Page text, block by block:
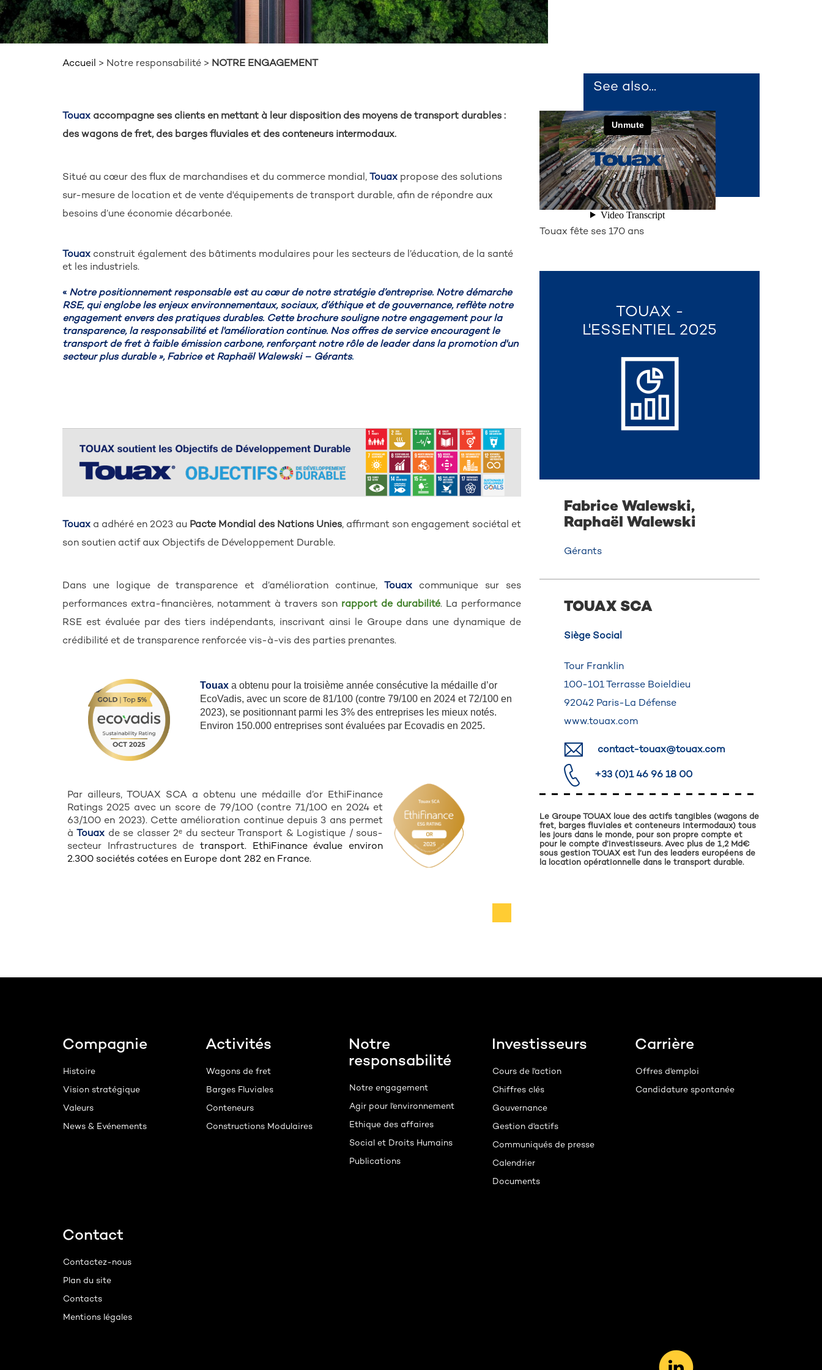
Accueil > Notre responsabilité > NOTRE ENGAGEMENT
Touax accompagne ses clients en mettant à leur disposition des moyens de transport durables :
des wagons de fret, des barges fluviales et des conteneurs intermodaux.
Situé au cœur des flux de marchandises et du commerce mondial,Touax propose des solutions
sur-mesure de location et de vente d'équipements de transport durable, afin de répondre aux
besoins d’une économie décarbonée.
Touax construit également des bâtiments modulaires pour les secteurs de l’éducation, de la santé
et les industriels.
« Notre positionnement responsable est au cœur de notre stratégie d’entreprise. Notre démarche
RSE, qui englobe les enjeux environnementaux, sociaux, d’éthique et de gouvernance, reflète notre
engagement envers des pratiques durables. Cette brochure souligne notre engagement pour la
transparence, la responsabilité et l'amélioration continue. Nos offres de service encouragent le
transport de fret à faible émission carbone, renforçant notre rôle de leader dans la promotion d'un
secteur plus durable », Fabrice et Raphaël Walewski – Gérants.
Touax a adhéré en 2023 au Pacte Mondial des Nations Unies, affirmant son engagement sociétal et
son soutien actif aux Objectifs de Développement Durable.
Dans une logique de transparence et d’amélioration continue, Touaxcommunique sur ses
performances extra-financières, notamment à travers son rapport de durabilité. La performance
RSE est évaluée par des tiers indépendants, inscrivant ainsi le Groupe dans une dynamique de
crédibilité et de transparence renforcée vis-à-vis des parties prenantes.
Touax a obtenu pour la troisième année consécutive la médaille d’or
EcoVadis, avec un score de 81/100 (contre 79/100 en 2024 et 72/100 en
2023), se positionnant parmi les 3% des entreprises les mieux notés.
Environ 150.000 entreprises sont évaluées par Ecovadis en 2025.
Par ailleurs, TOUAX SCA a obtenu une médaille d’or EthiFinance
Ratings 2025 avec un score de 79/100 (contre 71/100 en 2024 et
63/100 en 2023). Cette amélioration continue depuis 3 ans permet
àTouax de se classer 2ᵉ du secteur Transport & Logistique / sous-
secteur Infrastructures de transport. EthiFinance évalue environ
2.300 sociétés cotées en Europe dont 282 en France.
See also...
Touax fête ses 170 ans
TOUAX -
L'ESSENTIEL 2025
Fabrice Walewski,
Raphaël Walewski
Gérants
TOUAX SCA
Siège Social
Tour Franklin
100-101 Terrasse Boieldieu
92042 Paris-La Défense
www.touax.com
contact-touax@touax.com
+33 (0)1 46 96 18 00
Le Groupe TOUAX loue des actifs tangibles (wagons de
fret, barges fluviales et conteneurs intermodaux) tous
les jours dans le monde, pour son propre compte et
pour le compte d’investisseurs. Avec plus de 1,2 Md€
sous gestion TOUAX est l’un des leaders européens de
la location opérationnelle dans le transport durable.
Footer
Compagnie
Histoire
Vision stratégique
Valeurs
News & Evénements
Activités
Wagons de fret
Barges Fluviales
Conteneurs
Constructions Modulaires
Notre
responsabilité
Notre engagement
Agir pour l'environnement
Ethique des affaires
Social et Droits Humains
Publications
Investisseurs
Cours de l'action
Chiffres clés
Gouvernance
Gestion d'actifs
Communiqués de presse
Calendrier
Documents
Carrière
Offres d'emploi
Candidature spontanée
Contact
Contactez-nous
Plan du site
Contacts
Mentions légales